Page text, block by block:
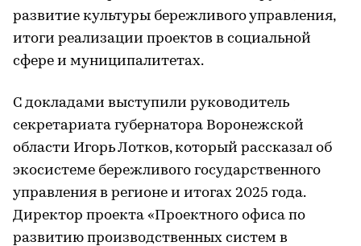
развитие культуры бережливого управления,
итоги реализации проектов в социальной
сфере и муниципалитетах.
С докладами выступили руководитель
секретариата губернатора Воронежской
области Игорь Лотков, который рассказал об
экосистеме бережливого государственного
управления в регионе и итогах 2025 года.
Директор проекта «Проектного офиса по
развитию производственных систем в